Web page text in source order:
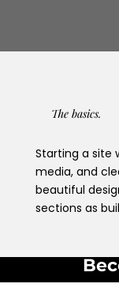
The basics.
Starting a site
media, and
beautiful
sections as